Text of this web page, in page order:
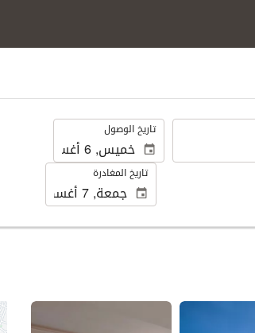
. تاريخ الوصول
تاريخ المغادرة